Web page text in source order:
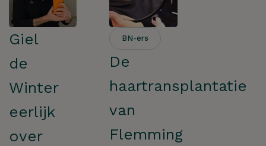
Giel
de
Winter
eerlijk
over
BN-ers
De
haartransplantatie
van
Flemming